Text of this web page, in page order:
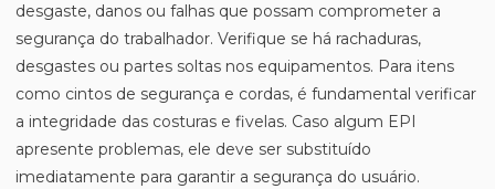
desgaste, danos ou falhas que possam comprometer a
segurança do trabalhador. Verifique se há rachaduras,
desgastes ou partes soltas nos equipamentos. Para itens
como cintos de segurança e cordas, é fundamental verificar
a integridade das costuras e fivelas. Caso algum EPI
apresente problemas, ele deve ser substituído
imediatamente para garantir a segurança do usuário.